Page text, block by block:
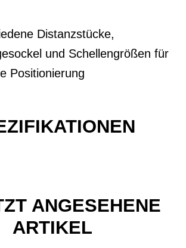
Distanzstücke,
und Schellengrößen für
Positionierung
ANGESEHENE
ARTIKEL